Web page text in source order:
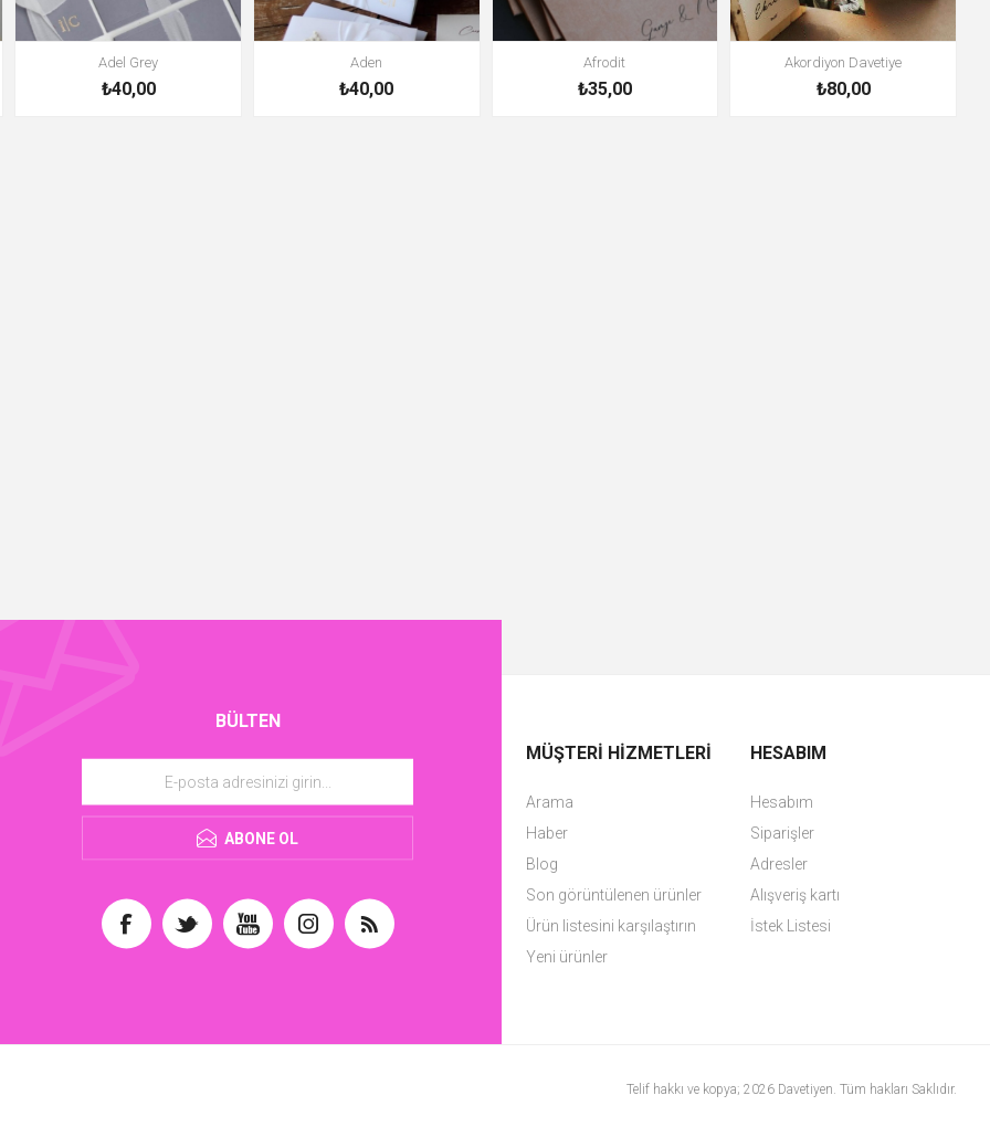
Adel Grey
₺40,00
Aden
₺40,00
Afrodit
₺35,00
Akordiyon Davetiye
₺80,00
BÜLTEN
ABONE OL
MÜŞTERI HIZMETLERI
Arama
Haber
Blog
Son görüntülenen ürünler
Ürün listesini karşılaştırın
Yeni ürünler
HESABIM
Hesabım
Siparişler
Adresler
Alışveriş kartı
İstek Listesi
Telif hakkı ve kopya; 2026 Davetiyen. Tüm hakları Saklıdır.